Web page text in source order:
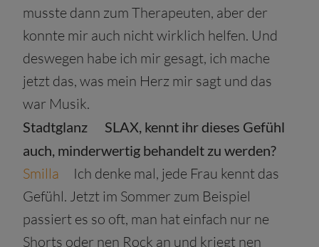
musste dann zum Therapeuten, aber der
konnte mir auch nicht wirklich helfen. Und
deswegen habe ich mir gesagt, ich mache
jetzt das, was mein Herz mir sagt und das
war Musik.
Stadtglanz
SLAX, kennt ihr dieses Gefühl
auch, minderwertig behandelt zu werden?
Smilla Ich denke mal, jede Frau kennt das
Gefühl. Jetzt im Sommer zum Beispiel
passiert es so oft, man hat einfach nur ne
Shorts oder nen Rock an und kriegt nen